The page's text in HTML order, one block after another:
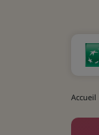
Accueil